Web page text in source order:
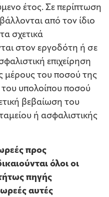
έτος. Σε περίπτωση
από τον ίδιο
σχετικά
στον εργοδότη ή σε
επιχείρηση
μέρους του ποσού της
υπολοίπου ποσού
βεβαίωση του
ή ασφαλιστικής
προς
όλοι οι
πηγής
αυτές